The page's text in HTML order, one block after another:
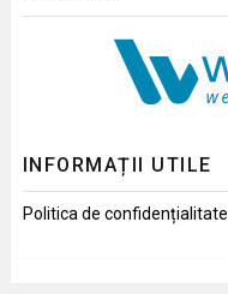
INFORMAȚII UTILE
Politica de confidențialitate